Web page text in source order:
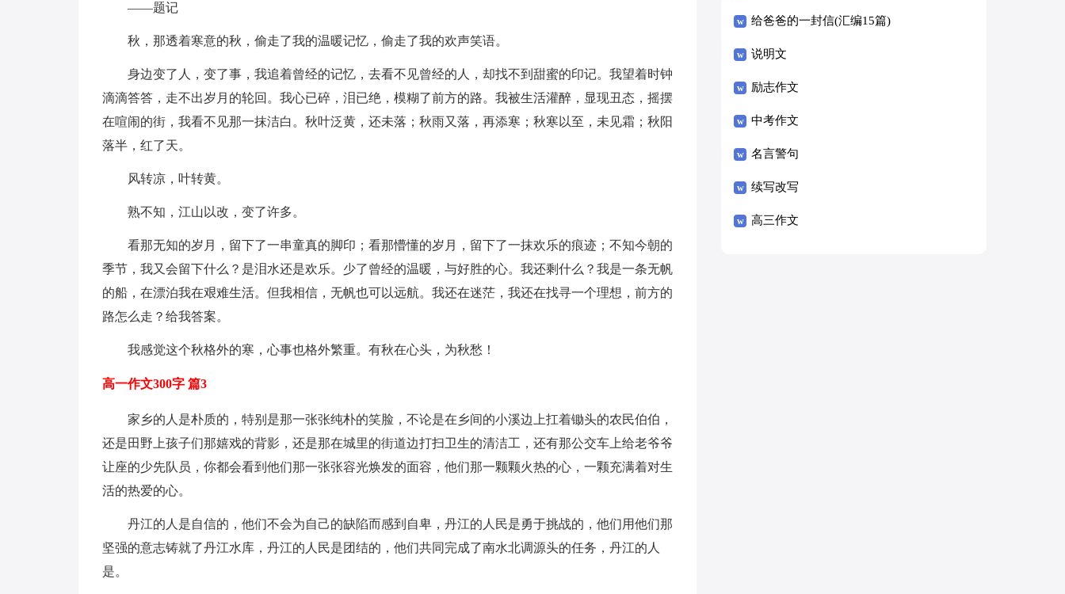
——题记
秋，那透着寒意的秋，偷走了我的温暖记忆，偷走了我的欢声笑语。
身边变了人，变了事，我追着曾经的记忆，去看不见曾经的人，却找不到甜蜜的印记。我望着时钟
滴滴答答，走不出岁月的轮回。我心已碎，泪已绝，模糊了前方的路。我被生活灌醉，显现丑态，摇摆
在喧闹的街，我看不见那一抹洁白。秋叶泛黄，还未落；秋雨又落，再添寒；秋寒以至，未见霜；秋阳
落半，红了天。
风转凉，叶转黄。
熟不知，江山以改，变了许多。
看那无知的岁月，留下了一串童真的脚印；看那懵懂的岁月，留下了一抹欢乐的痕迹；不知今朝的
季节，我又会留下什么？是泪水还是欢乐。少了曾经的温暖，与好胜的心。我还剩什么？我是一条无帆
的船，在漂泊我在艰难生活。但我相信，无帆也可以远航。我还在迷茫，我还在找寻一个理想，前方的
路怎么走？给我答案。
我感觉这个秋格外的寒，心事也格外繁重。有秋在心头，为秋愁！
高一作文300字 篇3
家乡的人是朴质的，特别是那一张张纯朴的笑脸，不论是在乡间的小溪边上扛着锄头的农民伯伯，
还是田野上孩子们那嬉戏的背影，还是那在城里的街道边打扫卫生的清洁工，还有那公交车上给老爷爷
让座的少先队员，你都会看到他们那一张张容光焕发的面容，他们那一颗颗火热的心，一颗充满着对生
活的热爱的心。
丹江的人是自信的，他们不会为自己的缺陷而感到自卑，丹江的人民是勇于挑战的，他们用他们那
坚强的意志铸就了丹江水库，丹江的人民是团结的，他们共同完成了南水北调源头的任务，丹江的人
是。
给爸爸的一封信(汇编15篇)
说明文
励志作文
中考作文
名言警句
续写改写
高三作文